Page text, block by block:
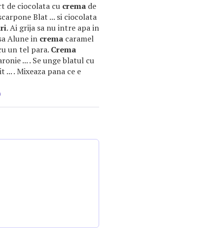
de ciocolata cu crema de
Blat ... si ciocolata
. Ai grija sa nu intre apa in
Alune in crema caramel
un tel para. Crema
... . Se unge blatul cu
... . Mixeaza pana ce e